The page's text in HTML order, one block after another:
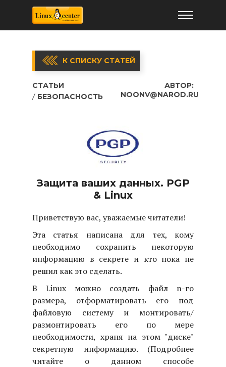
К СПИСКУ СТАТЕЙ
СТАТЬИ
БЕЗОПАСНОСТЬ
АВТОР:
NOONV@NAROD.RU
Защита ваших данных. PGP
& Linux
Приветствую вас, уважаемые читатели!
Эта статья написана для тех, кому
необходимо сохранить некоторую
информацию в секрете и кто пока не
решил как это сделать.
В Linux можно создать файл n-го
размера, отформатировать его под
файловую систему и монтировать/
размонтировать его по мере
необходимости, храня на этом "диске"
секретную информацию. (Подробнее
читайте о данном способе